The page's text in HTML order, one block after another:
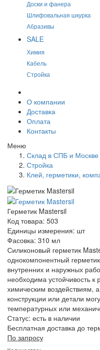
Доски и фанера
Шлифовальная шкурка
Абразивы
SALE
Химия
Кабель
Стройка
О компании
Доставка
Оплата
Контакты
Меню
Склад в СПБ и Москве
Стройка
Клей, герметики,
Герметик Mastersil
Код товара: 503
Единицы измерения: шт
Фасовка: 310 мл
Силиконовый герметик
однокомпонентный
внутренних и наружных
необходима устойчивость
химическим воздействиям,
конструкции или детали
температурных или
Статус: есть в наличии
Бесплатная доставка до
По запросу